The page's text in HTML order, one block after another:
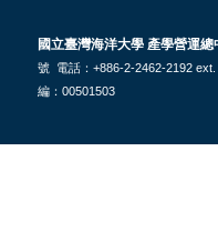
國立臺灣海洋大學 產學營運總
號 電話：+886-2-2462-2192
編：00501503